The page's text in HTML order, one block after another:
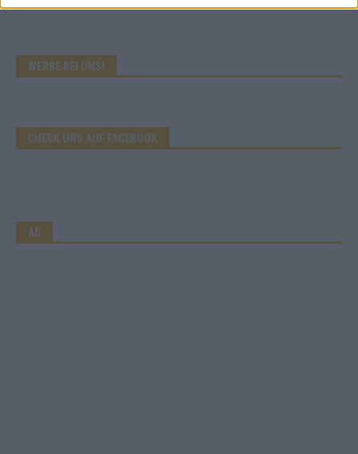
WERBE BEI UNS!
CHECK UNS AUF FACEBOOK
AD